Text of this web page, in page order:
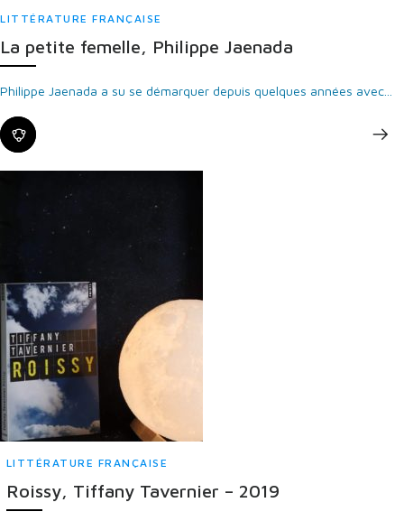
LITTÉRATURE FRANÇAISE
La petite femelle, Philippe Jaenada
Philippe Jaenada a su se démarquer depuis quelques années avec...
LITTÉRATURE FRANÇAISE
Roissy, Tiffany Tavernier – 2019